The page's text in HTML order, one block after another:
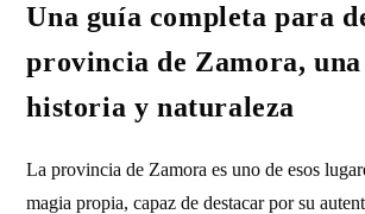
Una guía completa para
provincia de Zamora,
historia y naturaleza
La provincia de Zamora es uno de esos
magia propia, capaz de destacar por su